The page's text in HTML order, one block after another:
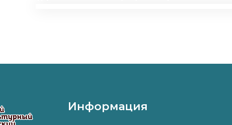
Информация